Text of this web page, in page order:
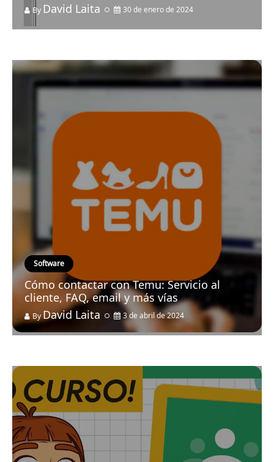
By David Laita 30 de enero de 2024
Software
Cómo contactar con Temu: Servicio al
cliente, FAQ, email y más vías
ByDavid Laita 3 de abril de 2024